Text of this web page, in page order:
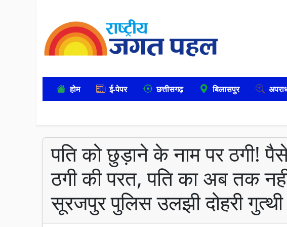
होम ई-पेपर छत्तीसगढ़ बिलासपुर
पति को छुड़ाने के नाम पर ठगी!
ठगी की परत, पति का अब तक
सूरजपुर पुलिस उलझी दोहरी